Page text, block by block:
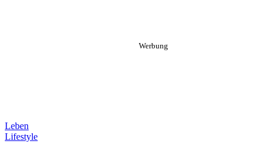
Leben
Lifestyle